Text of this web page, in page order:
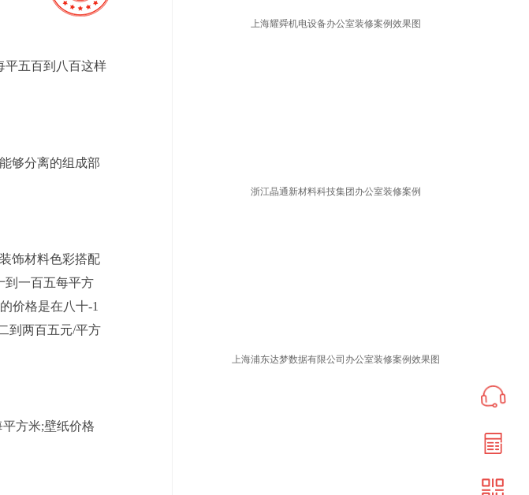
平五百到八百这样
够分离的组成部
饰材料色彩搭配
到一百五每平方
价格是在八十-1
到两百五元/平方
方米;壁纸价格
​上海耀舜机电设备办公室装修案例效果图
浙江晶通新材料科技集团办公室装修案例
上海浦东达梦数据有限公司办公室装修案例效果图